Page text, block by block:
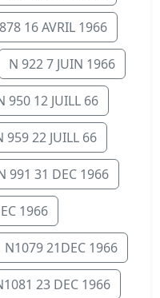
16 AVRIL 1966
N 922 7 JUIN 1966
950 12 JUILL 66
959 22 JUILL 66
991 31 DEC 1966
1966
N1079 21DEC 1966
23 DEC 1966